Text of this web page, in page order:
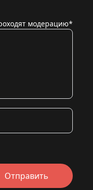
модерацию*
Отправить